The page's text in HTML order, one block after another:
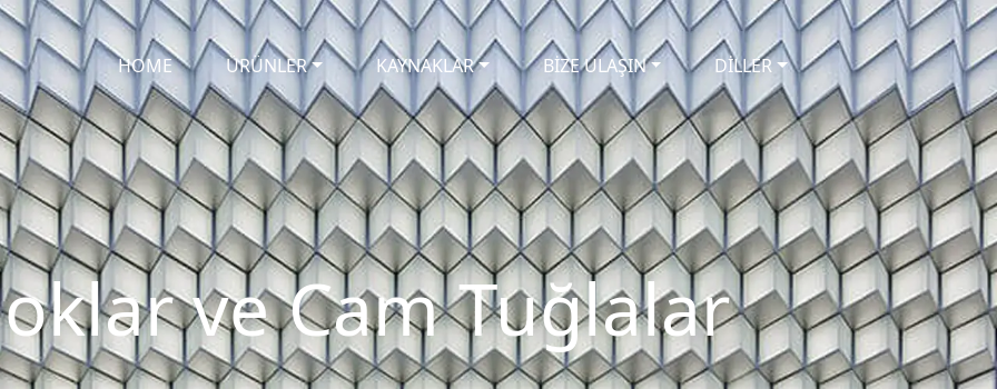
HOME ÜRÜNLER KAYNAKLAR BİZE ULAŞIN DİLLER
ve Cam Tuğlalar